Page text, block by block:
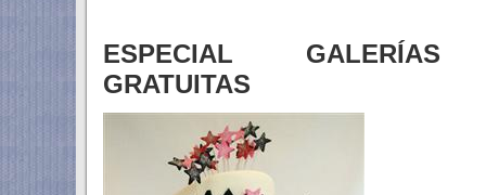
ESPECIAL GALERÍAS
GRATUITAS